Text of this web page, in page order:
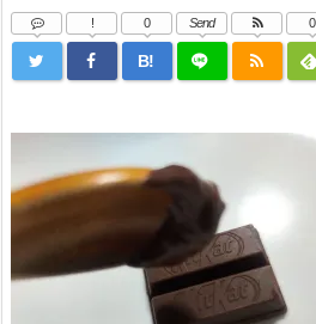
!
B!
0 Send 0